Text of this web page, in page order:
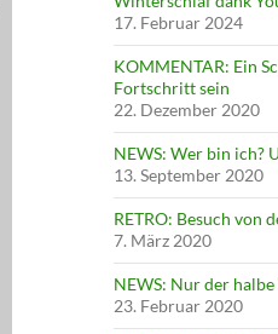
17. Februar 2024
KOMMENTAR: Ein
Fortschritt sein
22. Dezember 2020
NEWS: Wer bin ich?
13. September 2020
RETRO: Besuch von
7. März 2020
NEWS: Nur der
23. Februar 2020